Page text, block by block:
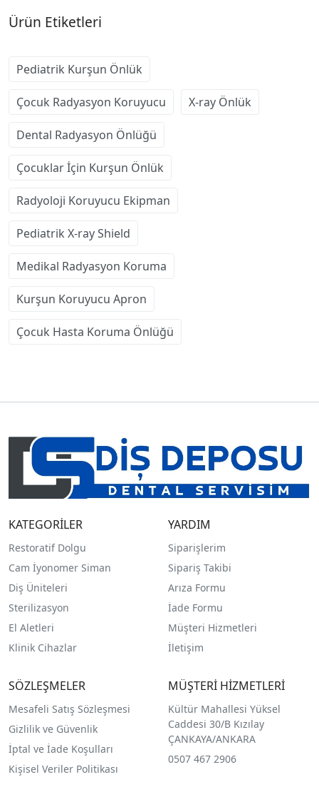
Ürün Etiketleri
Pediatrik Kurşun Önlük
Çocuk Radyasyon Koruyucu X-ray Önlük
Dental Radyasyon Önlüğü
Çocuklar İçin Kurşun Önlük
Radyoloji Koruyucu Ekipman
Pediatrik X-ray Shield
Medikal Radyasyon Koruma
Kurşun Koruyucu Apron
Çocuk Hasta Koruma Önlüğü
KATEGORİLER
Restoratif Dolgu
Cam İyonomer Siman
Diş Üniteleri
Sterilizasyon
El Aletleri
Klinik Cihazlar
YARDIM
Siparişlerim
Sipariş Takibi
Arıza Formu
İade Formu
Müşteri Hizmetleri
İletişim
SÖZLEŞMELER
Mesafeli Satış Sözleşmesi
Gizlilik ve Güvenlik
İptal ve İade Koşulları
Kişisel Veriler Politikası
MÜŞTERİ HİZMETLERİ
Kültür Mahallesi Yüksel
Caddesi 30/B Kızılay
ÇANKAYA/ANKARA
0507 467 2906